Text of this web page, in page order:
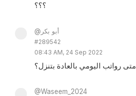
؟؟؟
@أبو بكر
#289542
08:43 AM, 24 Sep 2022
متى رواتب اليومي بالعادة بتنزل؟
@Waseem_2024